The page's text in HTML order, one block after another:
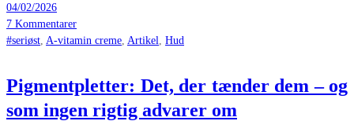
04/02/2026
7 Kommentarer
#seriøst A-vitamin creme Artikel Hud
Pigmentpletter: Det, der tænder dem – og
som ingen rigtig advarer om